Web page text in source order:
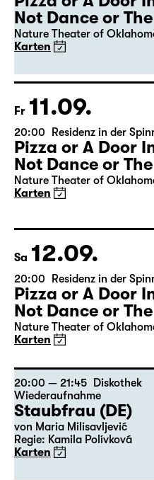
Not Dance or
Nature Theater of
Karten
Fr 11.09.
20:00 Residenz in der
Pizza or A Door
Not Dance or
Nature Theater of
Karten
Sa 12.09.
20:00 Residenz in der
Pizza or A Door
Not Dance or
Nature Theater of
Karten
20:00 — 21:45
Diskothek
Wiederaufnahme
Staubfrau (DE)
von Maria Milisavljević
Regie: Kamila Polívková
Karten